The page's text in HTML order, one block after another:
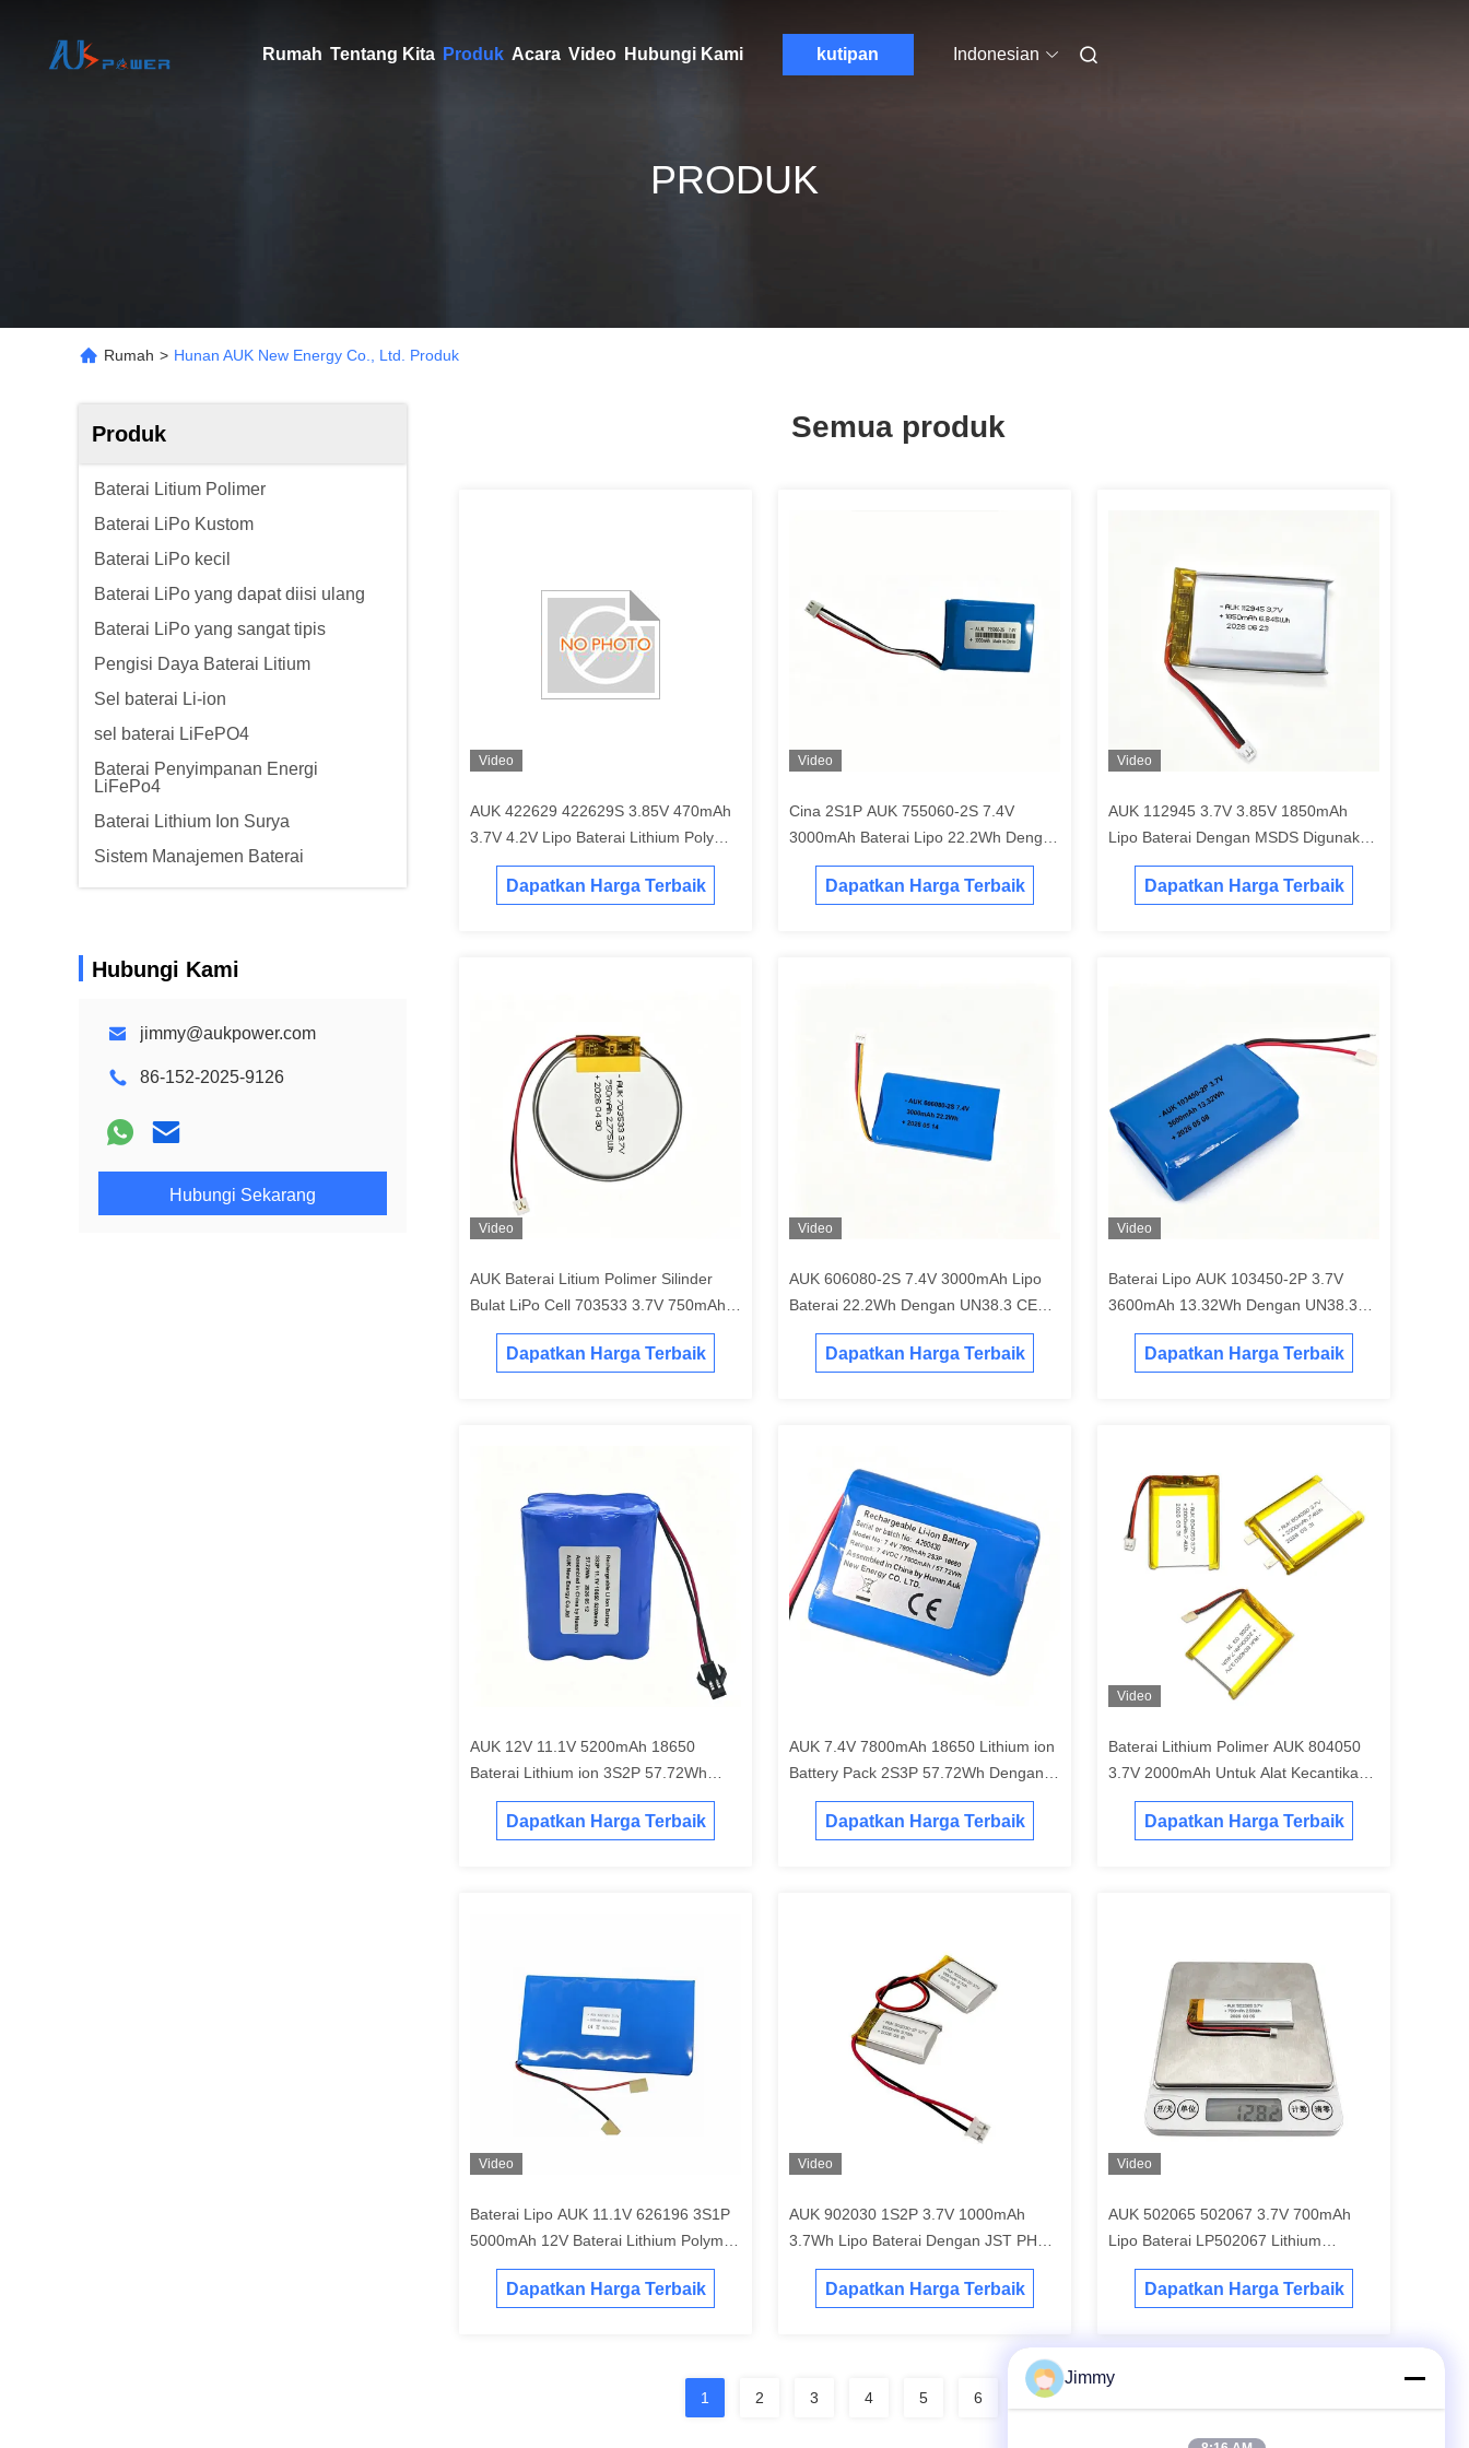
Rumah Tentang Kita Produk Acara Video Hubungi Kami kutipan Indonesian
PRODUK
Rumah > Hunan AUK New Energy Co., Ltd. Produk
Produk
Baterai Litium Polimer
Baterai LiPo Kustom
Baterai LiPo kecil
Baterai LiPo yang dapat diisi ulang
Baterai LiPo yang sangat tipis
Pengisi Daya Baterai Litium
Sel baterai Li-ion
sel baterai LiFePO4
Baterai Penyimpanan Energi
LiFePo4
Baterai Lithium Ion Surya
Sistem Manajemen Baterai
Hubungi Kami
jimmy@aukpower.com
86-152-2025-9126
Hubungi Sekarang
Semua produk
Video
AUK 422629 422629S 3.85V 470mAh
3.7V 4.2V Lipo Baterai Lithium Polymer
Baterai Dengan UN38.3 MSDS
Dapatkan Harga Terbaik
Video
Cina 2S1P AUK 755060-2S 7.4V
3000mAh Baterai Lipo 22.2Wh Dengan
Baterai Lithium Polymer UN38.3 CE
Produsen Cina
Dapatkan Harga Terbaik
Video
AUK 112945 3.7V 3.85V 1850mAh
Lipo Baterai Dengan MSDS Digunakan
Untuk Perangkat Medis
Dapatkan Harga Terbaik
Video
AUK Baterai Litium Polimer Silinder
Bulat LiPo Cell 703533 3.7V 750mAh
2.775Wh Dengan UN38.3 CE Untuk
Produk Olahraga Cerdas
Dapatkan Harga Terbaik
Video
AUK 606080-2S 7.4V 3000mAh Lipo
Baterai 22.2Wh Dengan UN38.3 CE
Lithium Polymer Baterai China
Manufacturer
Dapatkan Harga Terbaik
Video
Baterai Lipo AUK 103450-2P 3.7V
3600mAh 13.32Wh Dengan UN38.3
CE Untuk Peralatan Medis
Dapatkan Harga Terbaik
AUK 12V 11.1V 5200mAh 18650
Baterai Lithium ion 3S2P 57.72Wh
Dengan UN38.3 MSDS IEC62133
Untuk Peralatan Listrik
Dapatkan Harga Terbaik
AUK 7.4V 7800mAh 18650 Lithium ion
Battery Pack 2S3P 57.72Wh Dengan
UN38.3 MSDS IEC62133 Untuk Alat
Dapatkan Harga Terbaik
Video
Baterai Lithium Polimer AUK 804050
3.7V 2000mAh Untuk Alat Kecantikan
Bluetooth Speaker Smart Lock Hand
Warmer Dengan UN38.3 IEC62133
Dapatkan Harga Terbaik
Video
Baterai Lipo AUK 11.1V 626196 3S1P
5000mAh 12V Baterai Lithium Polymer
Dengan UN38.3 CE
Dapatkan Harga Terbaik
Video
AUK 902030 1S2P 3.7V 1000mAh
3.7Wh Lipo Baterai Dengan JST PH2.0
Konektor Dan UN38.3
Dapatkan Harga Terbaik
Video
AUK 502065 502067 3.7V 700mAh
Lipo Baterai LP502067 Lithium
Polymer Baterai Dengan IEC62133 CB
Dapatkan Harga Terbaik
1 2 3 4 5 6 7
Jimmy